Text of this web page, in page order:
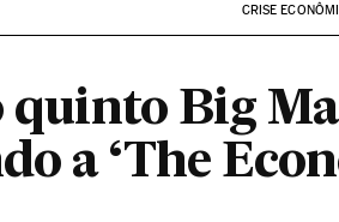
CRISE
quinto Big
a ‘The